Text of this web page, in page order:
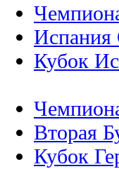
Испания
Кубок
Вторая
Кубок